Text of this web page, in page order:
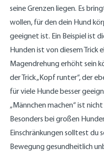
seine Grenzen liegen. Es
wollen, für den dein Hund
geeignet ist. Ein Beispiel ist
Hunden ist von diesem Trick
Magendrehung erhöht sein
der Trick „Kopf runter“, der
für viele Hunde besser
„Männchen machen“ ist
Besonders bei großen
Einschränkungen solltest du
Bewegung gesundheitlich